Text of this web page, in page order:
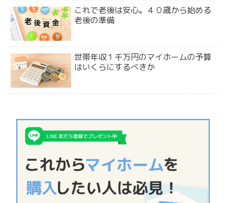
これで老後は安心。４０歳から始める
老後の準備
世帯年収１千万円のマイホームの予算
はいくらにするべきか